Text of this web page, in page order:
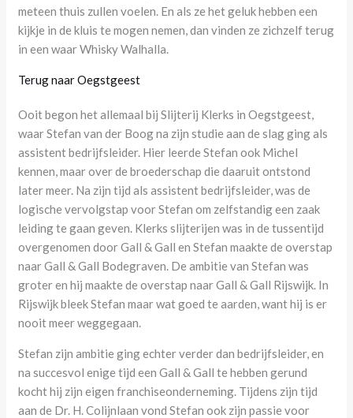
meteen thuis zullen voelen. En als ze het geluk hebben een
kijkje in de kluis te mogen nemen, dan vinden ze zichzelf terug
in een waar Whisky Walhalla.
Terug naar Oegstgeest
Ooit begon het allemaal bij Slijterij Klerks in Oegstgeest,
waar Stefan van der Boog na zijn studie aan de slag ging als
assistent bedrijfsleider. Hier leerde Stefan ook Michel
kennen, maar over de broederschap die daaruit ontstond
later meer. Na zijn tijd als assistent bedrijfsleider, was de
logische vervolgstap voor Stefan om zelfstandig een zaak
leiding te gaan geven. Klerks slijterijen was in de tussentijd
overgenomen door Gall & Gall en Stefan maakte de overstap
naar Gall & Gall Bodegraven. De ambitie van Stefan was
groter en hij maakte de overstap naar Gall & Gall Rijswijk. In
Rijswijk bleek Stefan maar wat goed te aarden, want hij is er
nooit meer weggegaan.
Stefan zijn ambitie ging echter verder dan bedrijfsleider, en
na succesvol enige tijd een Gall & Gall te hebben gerund
kocht hij zijn eigen franchiseonderneming. Tijdens zijn tijd
aan de Dr. H. Colijnlaan vond Stefan ook zijn passie voor